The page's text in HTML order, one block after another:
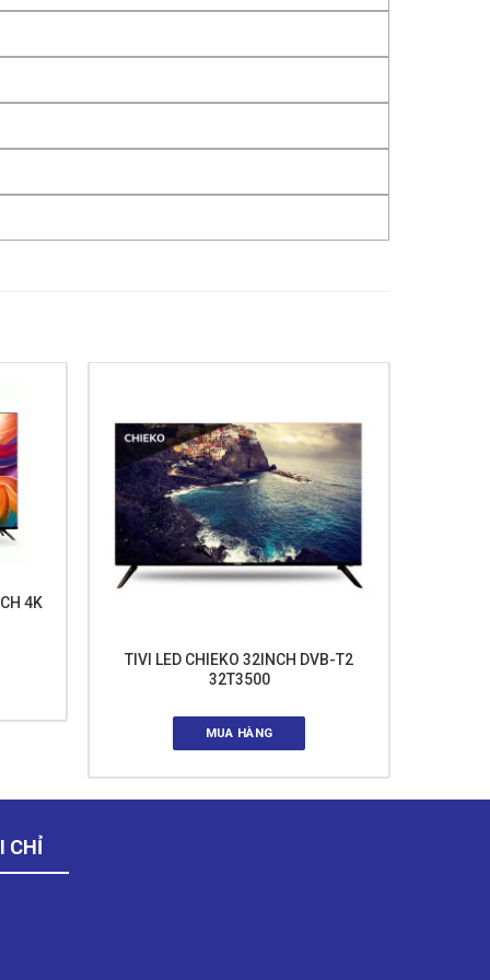
4K
TIVI LED CHIEKO 32INCH DVB-T2
32T3500
MUA HÀNG
CHỈ